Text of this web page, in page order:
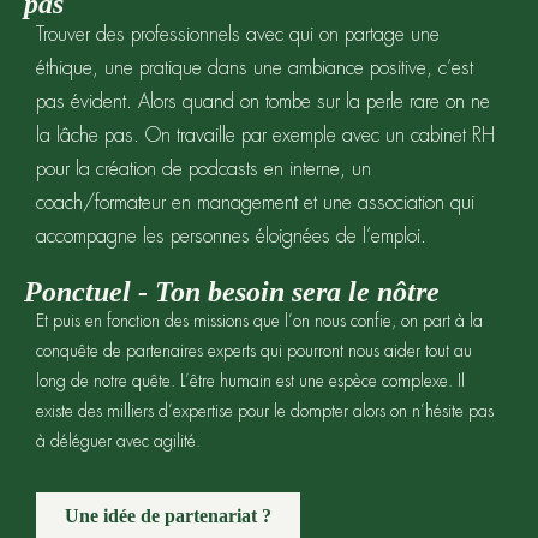
Trouver des professionnels avec qui on partage une
éthique, une pratique dans une ambiance positive, c’est
pas évident. Alors quand on tombe sur la perle rare on ne
la lâche pas. On travaille par exemple avec un cabinet RH
pour la création de podcasts en interne, un
coach/formateur en management et une association qui
accompagne les personnes éloignées de l’emploi.
Ponctuel - Ton besoin sera le nôtre
Et puis en fonction des missions que l’on nous confie, on part à la
conquête de partenaires experts qui pourront nous aider tout au
long de notre quête. L’être humain est une espèce complexe. Il
existe des milliers d’expertise pour le dompter alors on n’hésite pas
à déléguer avec agilité.
Une idée de partenariat ?